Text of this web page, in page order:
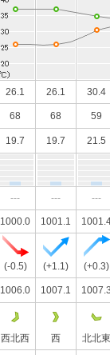
26.1 26.1 30.4
68 68 59
19.7 19.7 21.5
--- --- ---
1000.0 1001.1
(-0.5) (+1.1) (+0.3)
1006.0 1007.1
西北西 西 北北東